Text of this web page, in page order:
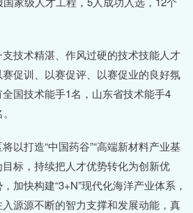
术精湛、作风过硬的技术技能人才
促训、以赛促评、以赛促业的良好氛
国技术能手1名，山东省技术能手4
打造“中国药谷”“高端新材料产业基
目标，持续把人才优势转化为创新优
加快构建“3+N”现代化海洋产业体系，
源源不断的智力支撑和发展动能，真